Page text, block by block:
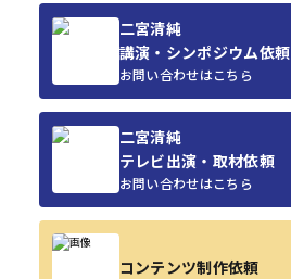
二宮清純
講演・シンポジウム依頼
お問い合わせはこちら
二宮清純
テレビ出演・取材依頼
お問い合わせはこちら
コンテンツ制作依頼